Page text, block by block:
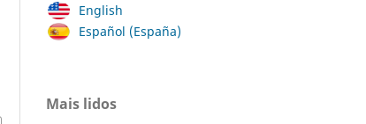
English
Español (España)
Mais lidos